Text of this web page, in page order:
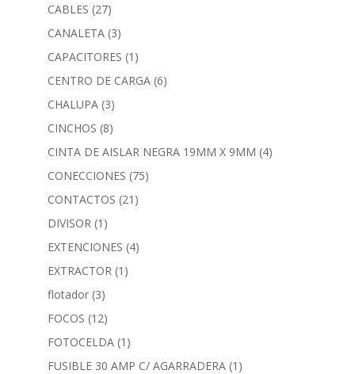
CABLES (27)
CANALETA (3)
CAPACITORES (1)
CENTRO DE CARGA (6)
CHALUPA (3)
CINCHOS (8)
CINTA DE AISLAR NEGRA 19MM X 9MM (4)
CONECCIONES (75)
CONTACTOS (21)
DIVISOR (1)
EXTENCIONES (4)
EXTRACTOR (1)
flotador (3)
FOCOS (12)
FOTOCELDA (1)
FUSIBLE 30 AMP C/ AGARRADERA (1)